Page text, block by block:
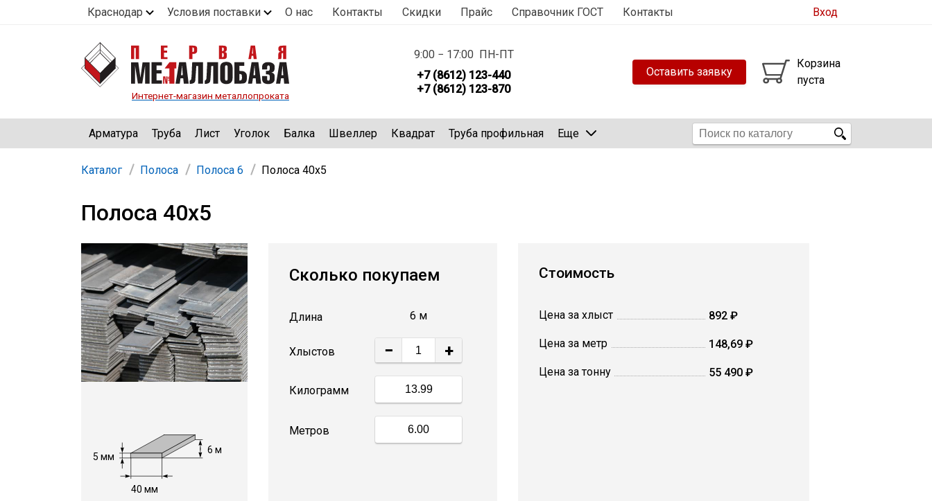
Краснодар Условия поставки О нас Контакты Скидки Прайс Справочник ГОСТ Контакты Вход
Интернет-магазин металлопроката
9:00 − 17:00 ПН-ПТ
+7 (8612) 123-440
+7 (8612) 123-870
Корзина
пуста
Оставить заявку
Арматура Труба Лист Уголок Балка Швеллер Квадрат Труба профильная Еще
Каталог Полоса Полоса 6 Полоса 40х5
Полоса 40х5
5 мм
6 м
40 мм
Сколько покупаем
Длина 6 м
Хлыстов − +
Килограмм
Метров
Стоимость
Цена за хлыст 892 ₽
Цена за метр 148,69 ₽
Цена за тонну 55 490 ₽